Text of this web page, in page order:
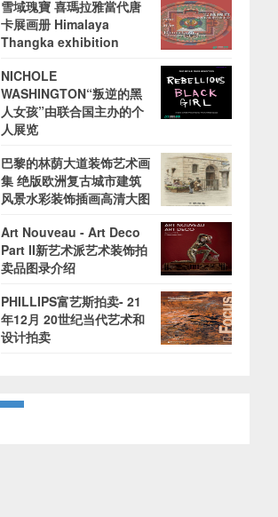
雪域瑰寶 喜瑪拉雅當代唐
卡展画册 Himalaya
Thangka exhibition
NICHOLE
WASHINGTON“叛逆的黑
人女孩”由联合国主办的个
人展览
巴黎的林荫大道装饰艺术画
集 绝版欧洲复古城市建筑
风景水彩装饰插画高清大图
Art Nouveau - Art Deco
Part II新艺术派艺术装饰拍
卖品图录介绍
PHILLIPS富艺斯拍卖- 21
年12月 20世纪当代艺术和
设计拍卖